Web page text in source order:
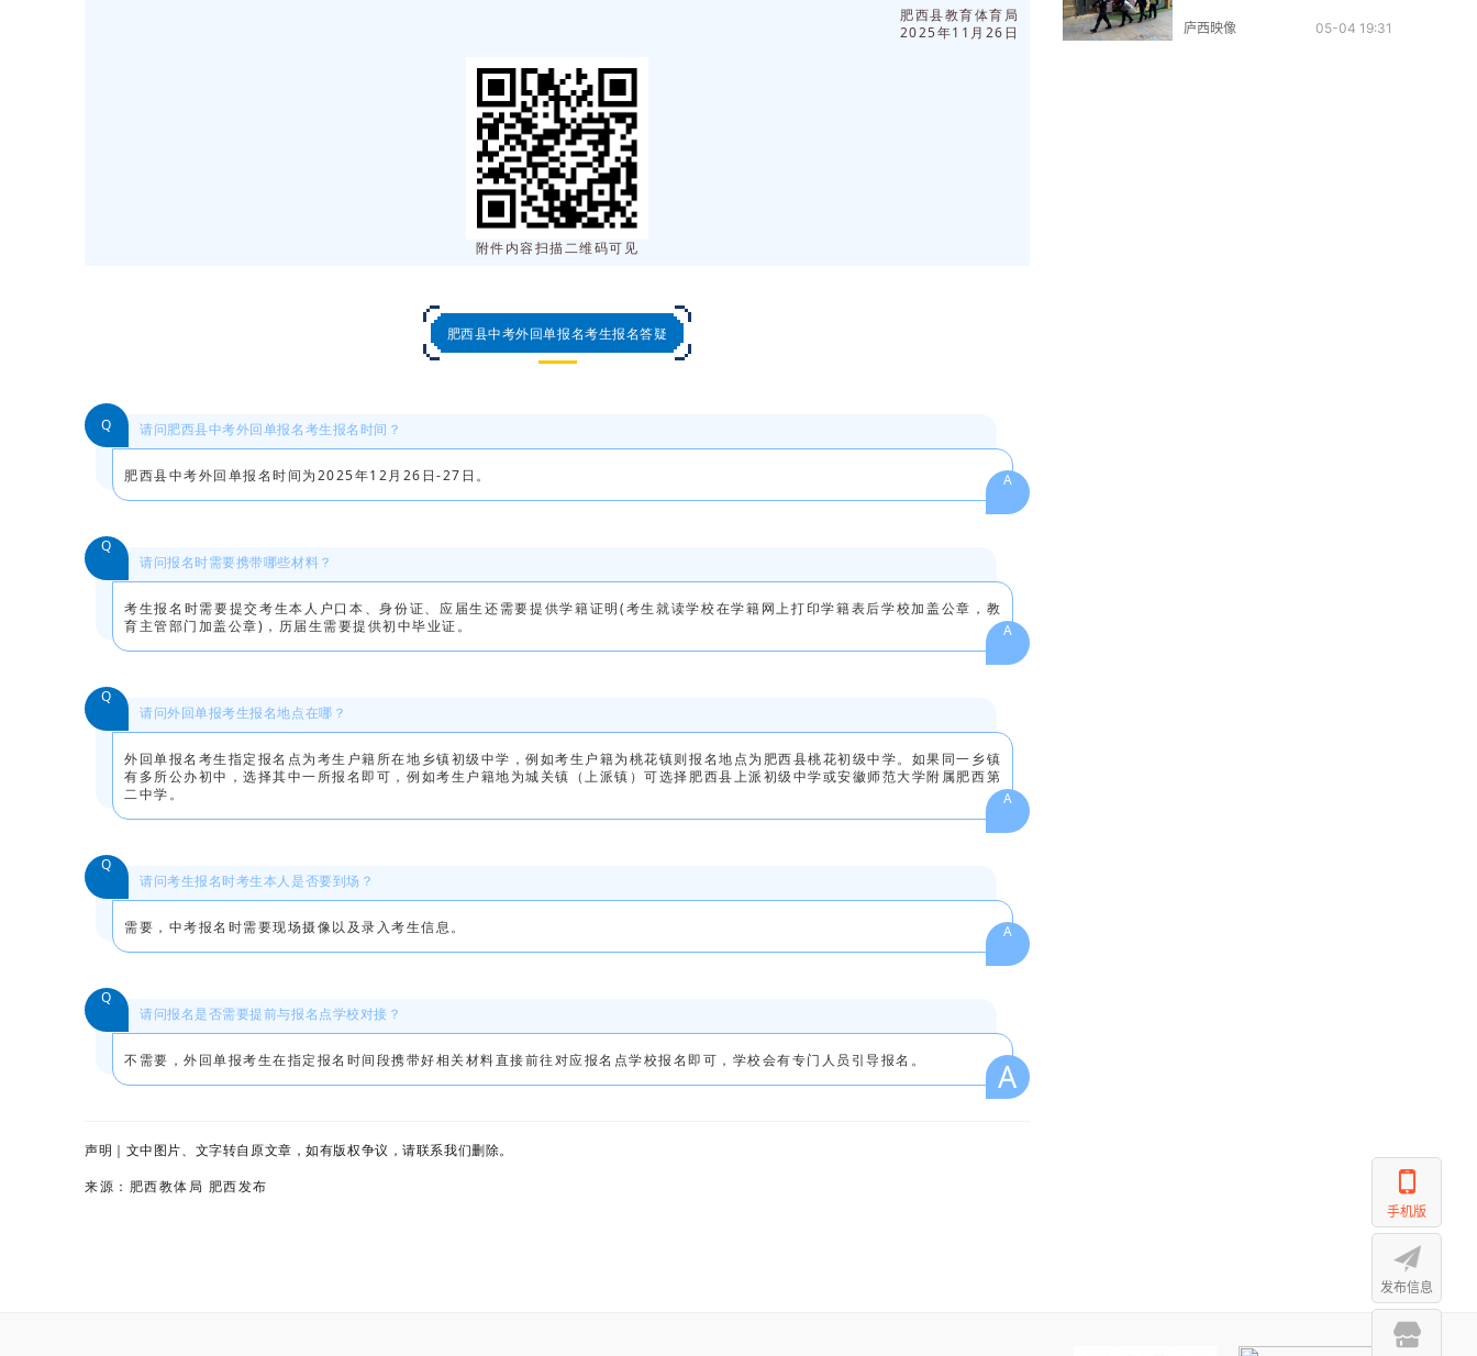
肥西县教育体育局
2025年11月26日
附件内容扫描二维码可见
肥西县中考外回单报名考生报名答疑
Q 请问肥西县中考外回单报名考生报名时间？
肥西县中考外回单报名时间为2025年12月26日-27日。 A
Q
请问报名时需要携带哪些材料？
考生报名时需要提交考生本人户口本、身份证、应届生还需要提供学籍证明(考生就读学校在学籍网上打印学籍表后学校加盖公章，教
育主管部门加盖公章)，历届生需要提供初中毕业证。
A
Q
请问外回单报考生报名地点在哪？
外回单报名考生指定报名点为考生户籍所在地乡镇初级中学，例如考生户籍为桃花镇则报名地点为肥西县桃花初级中学。如果同一乡镇
有多所公办初中，选择其中一所报名即可，例如考生户籍地为城关镇（上派镇）可选择肥西县上派初级中学或安徽师范大学附属肥西第
二中学。
A
Q
请问考生报名时考生本人是否要到场？
需要，中考报名时需要现场摄像以及录入考生信息。 A
Q
请问报名是否需要提前与报名点学校对接？
不需要，外回单报考生在指定报名时间段携带好相关材料直接前往对应报名点学校报名即可，学校会有专门人员引导报名。 A
声明｜文中图片、文字转自原文章，如有版权争议，请联系我们删除。
来源：肥西教体局 肥西发布
庐西映像 05-04 19:31
手机版
发布信息